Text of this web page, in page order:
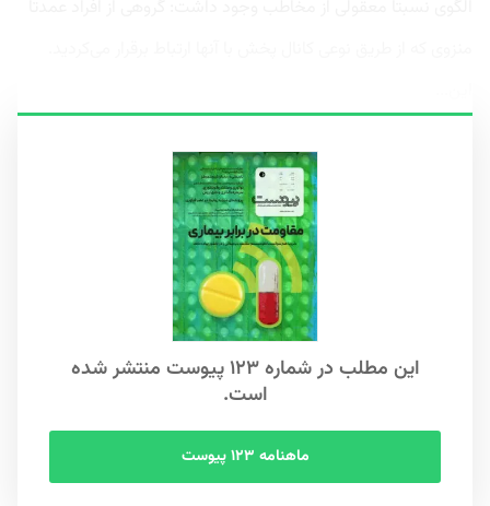
این مطلب در شماره ۱۲۳ پیوست منتشر شده
است.
ماهنامه ۱۲۳ پیوست